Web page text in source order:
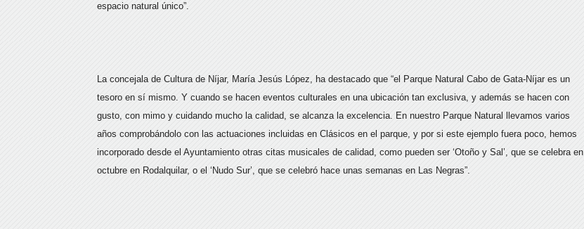
espacio natural único”.
La concejala de Cultura de Níjar, María Jesús López, ha destacado que “el Parque Natural Cabo de Gata-Níjar es un
tesoro en sí mismo. Y cuando se hacen eventos culturales en una ubicación tan exclusiva, y además se hacen con
gusto, con mimo y cuidando mucho la calidad, se alcanza la excelencia. En nuestro Parque Natural llevamos varios
años comprobándolo con las actuaciones incluidas en Clásicos en el parque, y por si este ejemplo fuera poco, hemos
incorporado desde el Ayuntamiento otras citas musicales de calidad, como pueden ser ‘Otoño y Sal’, que se celebra en
octubre en Rodalquilar, o el ‘Nudo Sur’, que se celebró hace unas semanas en Las Negras”.